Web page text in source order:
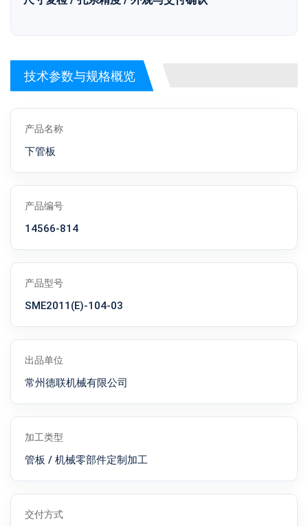
技术参数与规格概览
产品名称
下管板
产品编号
14566-814
产品型号
SME2011(E)-104-03
出品单位
常州德联机械有限公司
加工类型
管板 / 机械零部件定制加工
交付方式